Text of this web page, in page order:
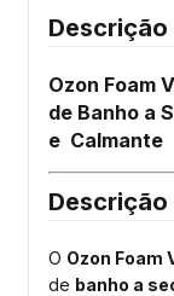
Descrição
Ozon Foam
de Banho a
e Calmante
O Ozon Foam
de banho a